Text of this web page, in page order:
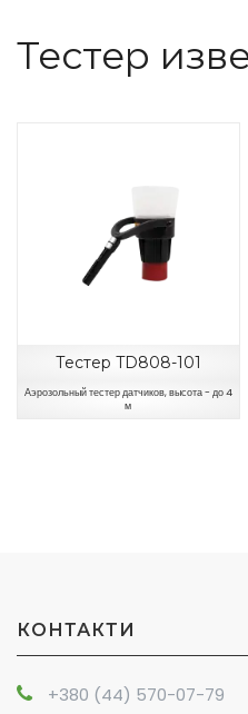
Тестер
Тестер TD808-101
Аэрозольный тестер датчиков, высота - до 4
м
КОНТАКТИ
+380 (44) 570-07-79